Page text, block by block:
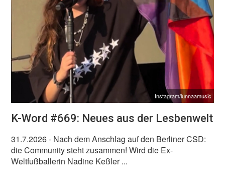
Instagram/lunnaamusic
K-Word #669: Neues aus der Lesbenwelt
31.7.2026- Nach dem Anschlag auf den Berliner CSD:
die Community steht zusammen! Wird die Ex-
Weltfußballerin Nadine Keßler ...